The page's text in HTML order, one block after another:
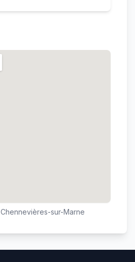
Chennevières-sur-Marne